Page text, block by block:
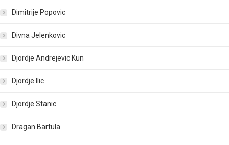
Dimitrije Popovic
Divna Jelenkovic
Djordje Andrejevic Kun
Djordje Ilic
Djordje Stanic
Dragan Bartula